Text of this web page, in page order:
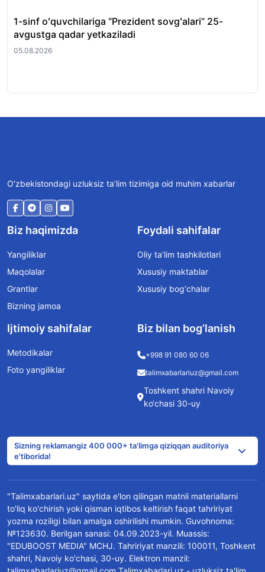
1-sinf oʻquvchilariga “Prezident sovgʻalari” 25-
avgustga qadar yetkaziladi
05.08.2026
O‘zbekistondagi uzluksiz ta’lim tizimiga oid muhim xabarlar
Biz haqimizda
Yangiliklar
Maqolalar
Grantlar
Bizning jamoa
Foydali sahifalar
Oliy ta’lim tashkilotlari
Xususiy maktablar
Xususiy bog‘chalar
Ijtimoiy sahifalar
Metodikalar
Foto yangiliklar
Biz bilan bog’lanish
+998 91 080 60 06
talimxabarlariuz@gmail.com
Toshkent shahri Navoiy
ko‘chasi 30-uy
Sizning reklamangiz 400 000+ ta'limga qiziqqan auditoriya
e'tiborida!
"Talimxabarlari.uz" saytida e'lon qilingan matnli materiallarni
to'liq ko'chirish yoki qisman iqtibos keltirish faqat tahririyat
yozma roziligi bilan amalga oshirilishi mumkin. Guvohnoma:
№123630. Berilgan sanasi: 04.09.2023-yil. Muassis:
"EDUBOOST MEDIA" MCHJ. Tahririyat manzili: 100011, Toshkent
shahri, Navoiy ko'chasi, 30-uy. Elektron manzil: